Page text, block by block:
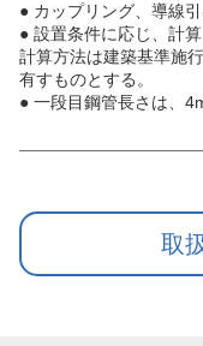
● カップリング、導線
● 設置条件に応じ、計算
計算方法は建築基準施
有すものとする。
● 一段目鋼管長さは、
取